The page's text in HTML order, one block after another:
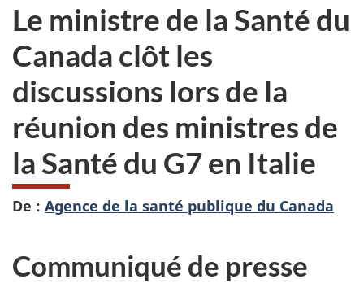
Le ministre de la Santé du
Canada clôt les
discussions lors de la
réunion des ministres de
la Santé du G7 en Italie
De : Agence de la santé publique du Canada
Communiqué de presse